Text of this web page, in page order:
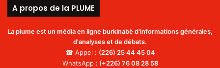
A propos de la PLUME
La plume est un média en ligne burkinabè d'informations générales,
d'analyses et de débats.
☎ Appel : (226) 25 44 45 04
WhatsApp : (+226) 76 08 28 58